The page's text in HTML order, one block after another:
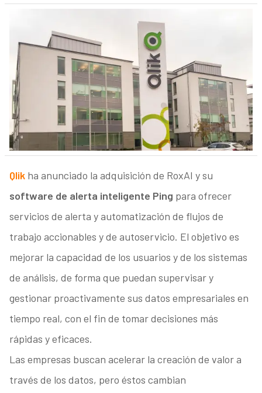
Qlik ha anunciado la adquisición de RoxAI y su
software de alerta inteligente Ping para ofrecer
servicios de alerta y automatización de flujos de
trabajo accionables y de autoservicio. El objetivo es
mejorar la capacidad de los usuarios y de los sistemas
de análisis, de forma que puedan supervisar y
gestionar proactivamente sus datos empresariales en
tiempo real, con el fin de tomar decisiones más
rápidas y eficaces.
Las empresas buscan acelerar la creación de valor a
través de los datos, pero éstos cambian